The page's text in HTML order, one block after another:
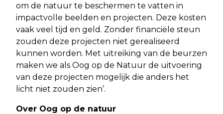
om de natuur te beschermen te vatten in
impactvolle beelden en projecten. Deze kosten
vaak veel tijd en geld. Zonder financiële steun
zouden deze projecten niet gerealiseerd
kunnen worden. Met uitreiking van de beurzen
maken we als Oog op de Natuur de uitvoering
van deze projecten mogelijk die anders het
licht niet zouden zien’.
Over Oog op de natuur